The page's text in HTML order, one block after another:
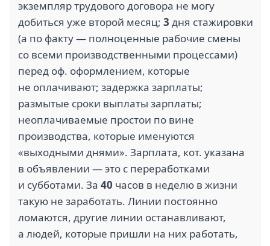
экземпляр трудового договора не могу
добиться уже второй месяц; 3 дня стажировки
(а по факту — полноценные рабочие смены
со всеми производственными процессами)
перед оф. оформлением, которые
не оплачивают; задержка зарплаты;
размытые сроки выплаты зарплаты;
неоплачиваемые простои по вине
производства, которые именуются
«выходными днями». Зарплата, кот. указана
в объявлении — это с переработками
и субботами. За 40 часов в неделю в жизни
такую не заработать. Линии постоянно
ломаются, другие линии останавливают,
а людей, которые пришли на них работать,